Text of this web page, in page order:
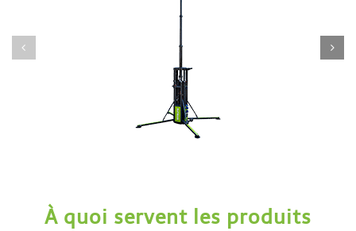
À quoi servent les produits